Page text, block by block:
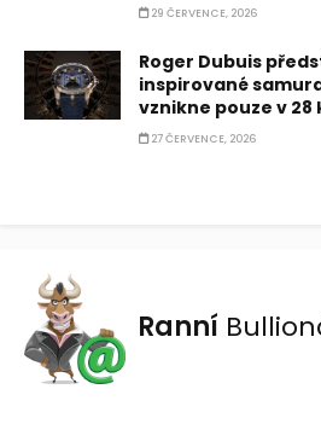
29 ČERVENCE, 2026
Roger Dubuis
inspirované
vznikne pouze v 28
27 ČERVENCE, 2026
Ranní